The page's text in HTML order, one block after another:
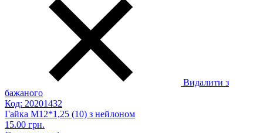
Видалити з
бажаного
Код: 20201432
Гайка М12*1,25 (10) з нейлоном
15.00 грн.